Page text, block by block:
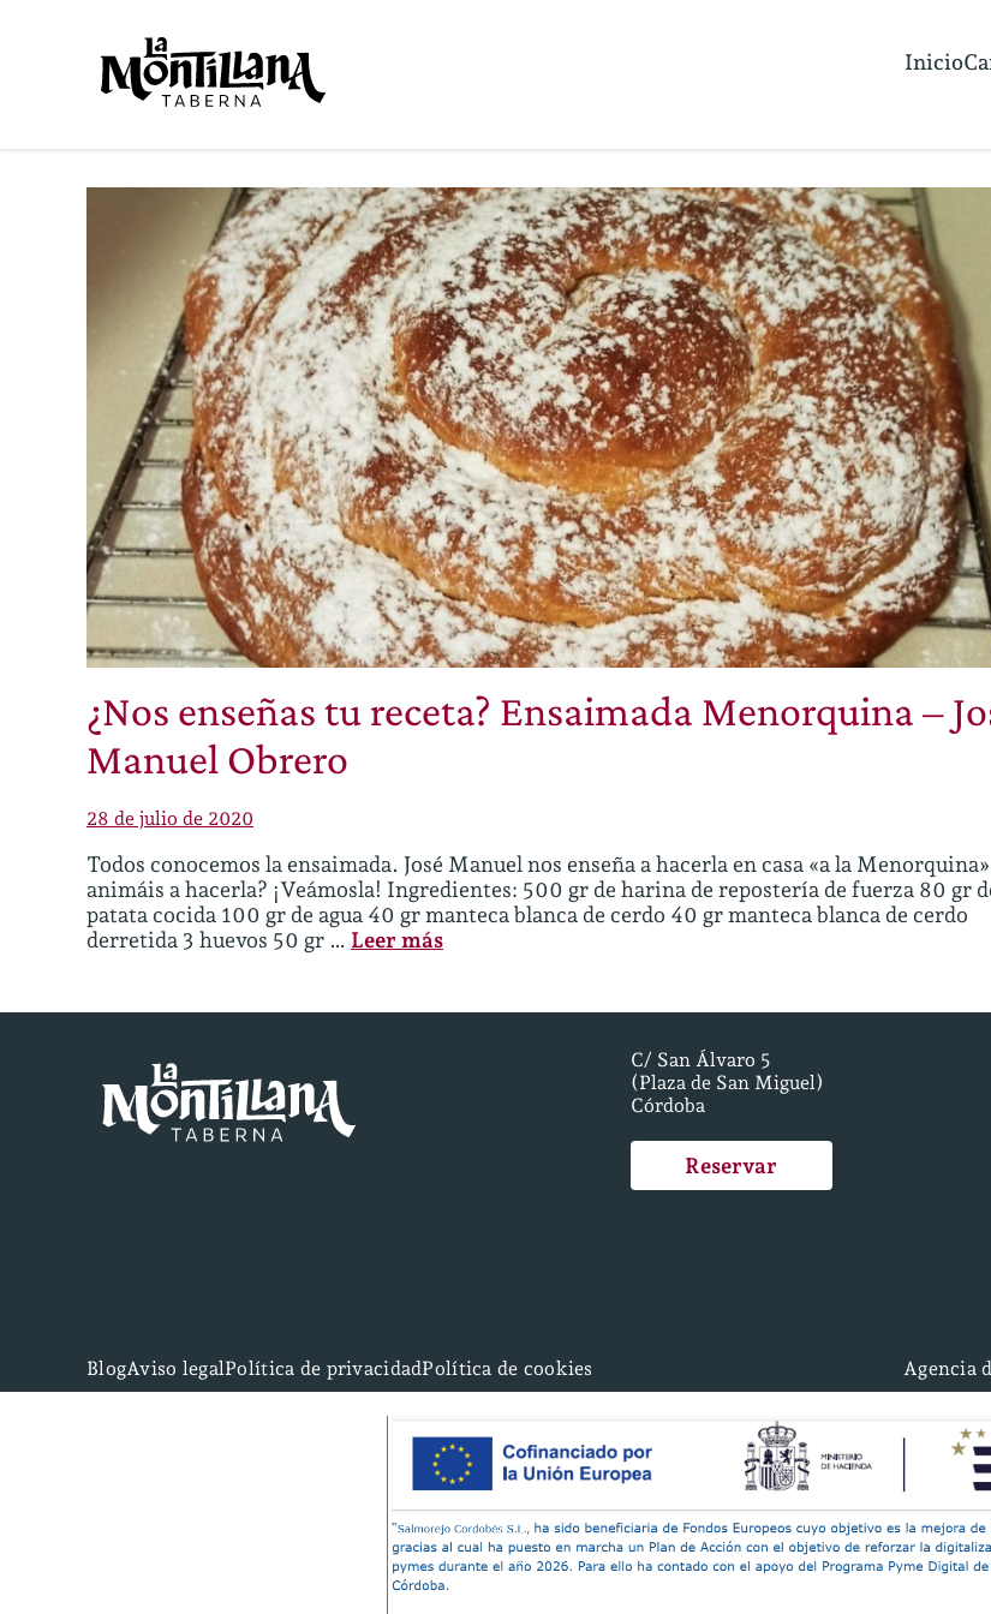
Inicio
¿Nos enseñas tu receta? Ensaimada Menorquina –
Manuel Obrero
28 de julio de 2020
Todos conocemos la ensaimada. José Manuel nos enseña a hacerla en casa «a la
animáis a hacerla? ¡Veámosla! Ingredientes: 500 gr de harina de repostería de fuerza 80 gr
patata cocida 100 gr de agua 40 gr manteca blanca de cerdo 40 gr manteca blanca de cerdo
derretida 3 huevos 50 gr … Leer más
C/ San Álvaro 5
(Plaza de San Miguel)
Córdoba
Reservar
BlogAviso legalPolítica de privacidadPolítica de cookies Agencia